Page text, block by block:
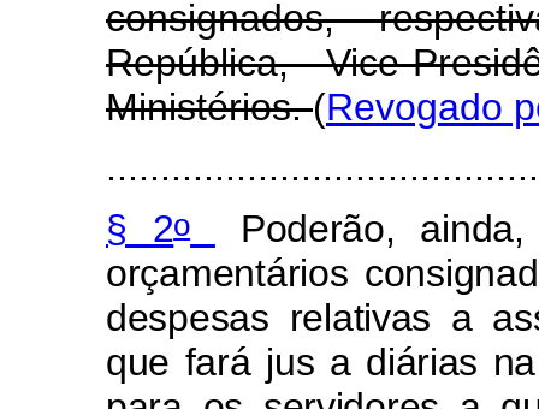
consignados,
República, Vice-
Ministérios.(Revogado
§ 2o
Poderão,
orçamentários
despesas relativas a
que fará jus a diárias